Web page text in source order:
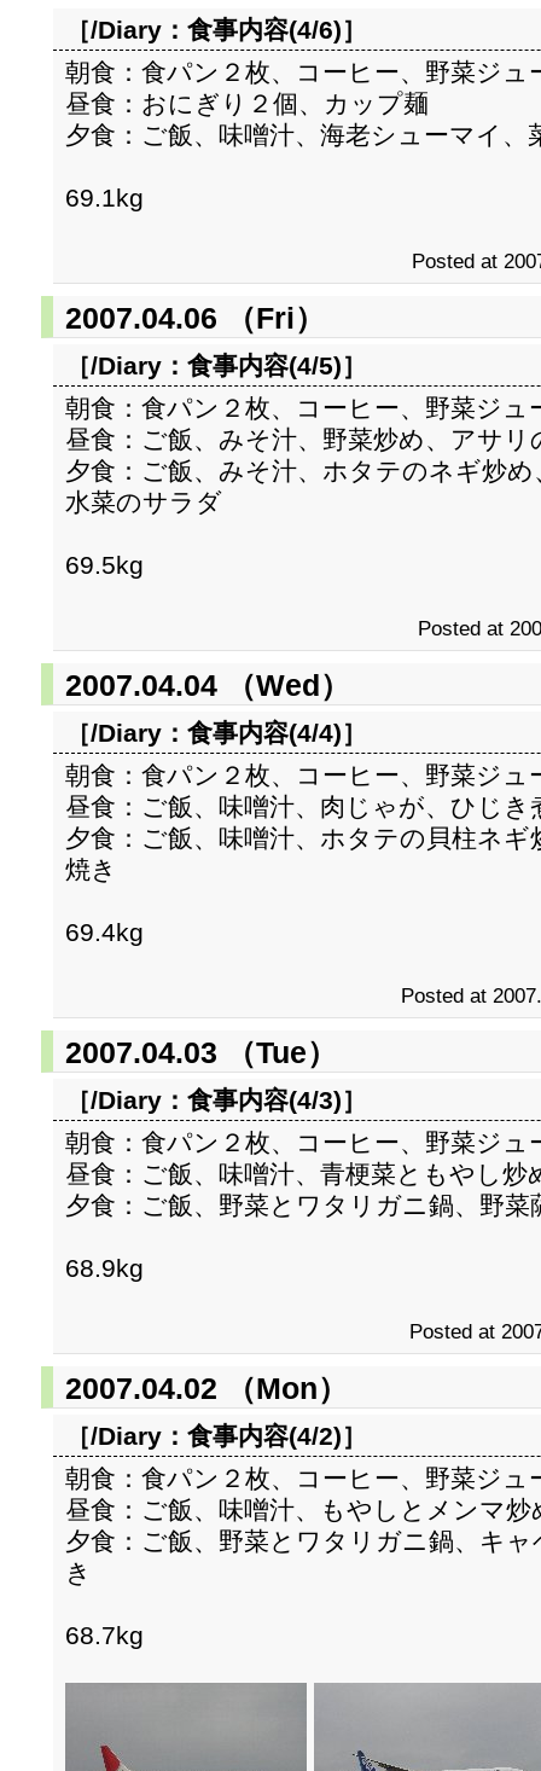
［/Diary： 食事内容(4/6)］
朝食：食パン２枚、コーヒー、野菜ジュ
昼食：おにぎり２個、カップ麺
夕食：ご飯、味噌汁、海老シューマイ、
69.1kg
Posted at
2007.04.06 （Fri）
［/Diary： 食事内容(4/5)］
朝食：食パン２枚、コーヒー、野菜ジュ
昼食：ご飯、みそ汁、野菜炒め、アサ
夕食：ご飯、みそ汁、ホタテのネギ炒
水菜のサラダ
69.5kg
Posted at
2007.04.04 （Wed）
［/Diary： 食事内容(4/4)］
朝食：食パン２枚、コーヒー、野菜ジュ
昼食：ご飯、味噌汁、肉じゃが、ひじき
夕食：ご飯、味噌汁、ホタテの貝柱ネ
焼き
69.4kg
Posted at
2007.04.03 （Tue）
［/Diary： 食事内容(4/3)］
朝食：食パン２枚、コーヒー、野菜ジュ
昼食：ご飯、味噌汁、青梗菜ともやし
夕食：ご飯、野菜とワタリガニ鍋、野
68.9kg
Posted at
2007.04.02 （Mon）
［/Diary： 食事内容(4/2)］
朝食：食パン２枚、コーヒー、野菜ジュ
昼食：ご飯、味噌汁、もやしとメンマ
夕食：ご飯、野菜とワタリガニ鍋、キ
き
68.7kg